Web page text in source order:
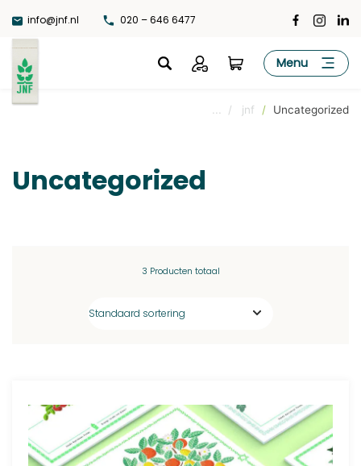
naar
de
inhoud
info@jnf.nl 020 – 646 6477
JNF Menu
... / jnf / Uncategorized
Uncategorized
3 Producten totaal